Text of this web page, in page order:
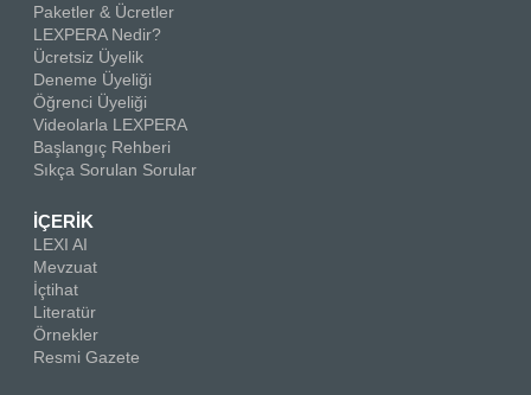
Paketler & Ücretler
LEXPERA Nedir?
Ücretsiz Üyelik
Deneme Üyeliği
Öğrenci Üyeliği
Videolarla LEXPERA
Başlangıç Rehberi
Sıkça Sorulan Sorular
İÇERİK
LEXI AI
Mevzuat
İçtihat
Literatür
Örnekler
Resmi Gazete